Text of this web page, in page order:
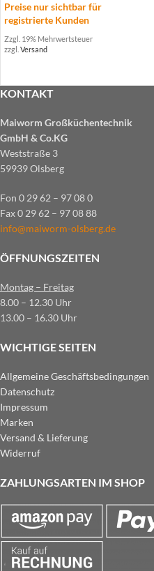
Preise nur sichtbar für
registrierte Kunden
Zzgl. 19% Mehrwertsteuer
zzgl. Versand
KONTAKT
Maiworm Großküchentechnik
GmbH & Co.KG
Weststraße 3
59939 Olsberg
Fon 0 29 62 – 97 08 0
Fax 0 29 62 – 97 08 88
info@maiworm-olsberg.de
ÖFFNUNGSZEITEN
Montag – Freitag
8.00 – 12.30 Uhr
13.00 – 16.30 Uhr
WICHTIGE SEITEN
Allgemeine Geschäftsbedingungen
Datenschutz
Impressum
Marken
Versand & Lieferung
Widerruf
ZAHLUNGSARTEN IM SHOP